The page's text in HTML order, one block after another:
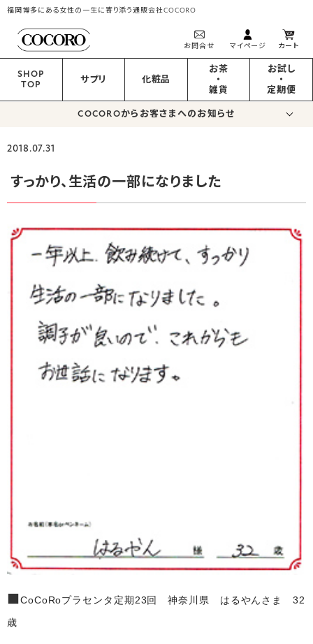
福岡博多にある女性の一生に寄り添う通販会社COCORO
お問合せ マイページ カート
SHOP
TOP
サプリ 化粧品
お茶
・
雑貨
お試し
・
定期便
COCOROからお客さまへのお知らせ
2018.07.31
すっかり、生活の一部になりました
CoCoRoプラセンタ定期23回 神奈川県 はるやんさま 32
歳